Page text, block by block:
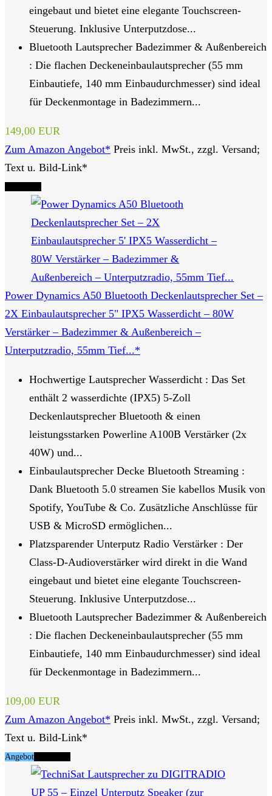
eingebaut und bietet eine elegante Touchscreen-
Steuerung. Inklusive Unterputzdose...
Bluetooth Lautsprecher Badezimmer & Außenbereich
: Die flachen Deckeneinbaulautsprecher (55 mm
Einbautiefe, 140 mm Einbaudurchmesser) sind ideal
für Deckenmontage in Badezimmern...
149,00 EUR
Zum Amazon Angebot* Preis inkl. MwSt., zzgl. Versand;
Text u. Bild-Link*
Power Dynamics A50 Bluetooth Deckenlautsprecher Set –
2X Einbaulautsprecher 5" IPX5 Wasserdicht – 80W
Verstärker – Badezimmer & Außenbereich –
Unterputzradio, 55mm Tief...*
Hochwertige Lautsprecher Wasserdicht : Das Set
enthält 2 wasserdichte (IPX5) 5-Zoll
Deckenlautsprecher Bluetooth & einen
leistungsstarken Powerline A100B Verstärker (2x
40W) und...
Einbaulautsprecher Decke Bluetooth Streaming :
Dank Bluetooth 5.0 streamen Sie kabellos Musik von
Spotify, YouTube & Co. Zusätzliche Anschlüsse für
USB & MicroSD ermöglichen...
Platzsparender Unterputz Radio Verstärker : Der
Class-D-Audioverstärker wird direkt in die Wand
eingebaut und bietet eine elegante Touchscreen-
Steuerung. Inklusive Unterputzdose...
Bluetooth Lautsprecher Badezimmer & Außenbereich
: Die flachen Deckeneinbaulautsprecher (55 mm
Einbautiefe, 140 mm Einbaudurchmesser) sind ideal
für Deckenmontage in Badezimmern...
109,00 EUR
Zum Amazon Angebot* Preis inkl. MwSt., zzgl. Versand;
Text u. Bild-Link*
Angebot